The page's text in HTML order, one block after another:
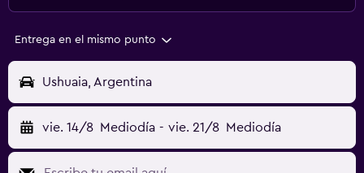
Entrega en el mismo punto
Ushuaia, Argentina
vie. 14/8 Mediodía - vie. 21/8 Mediodía